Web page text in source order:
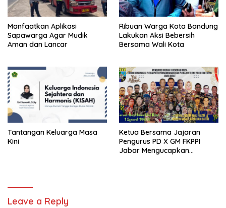
Manfaatkan Aplikasi
Sapawarga Agar Mudik
Aman dan Lancar
Ribuan Warga Kota Bandung
Lakukan Aksi Bebersih
Bersama Wali Kota
Tantangan Keluarga Masa
Kini
Ketua Bersama Jajaran
Pengurus PD X GM FKPPI
Jabar Mengucapkan
Leave a Reply